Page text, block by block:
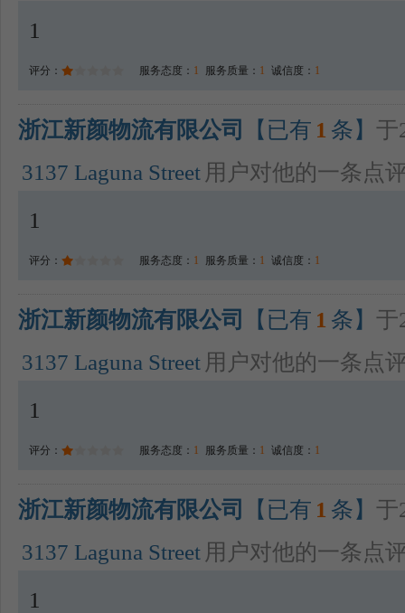
1
评分： 服务态度： 1 服务质量： 1 诚信度： 1
浙江新颜物流有限公司 【已有 1 条】 于
3137 Laguna Street 用户对他的一条点
1
评分： 服务态度： 1 服务质量： 1 诚信度： 1
浙江新颜物流有限公司 【已有 1 条】 于
3137 Laguna Street 用户对他的一条点
1
评分： 服务态度： 1 服务质量： 1 诚信度： 1
浙江新颜物流有限公司 【已有 1 条】 于
3137 Laguna Street 用户对他的一条点
1